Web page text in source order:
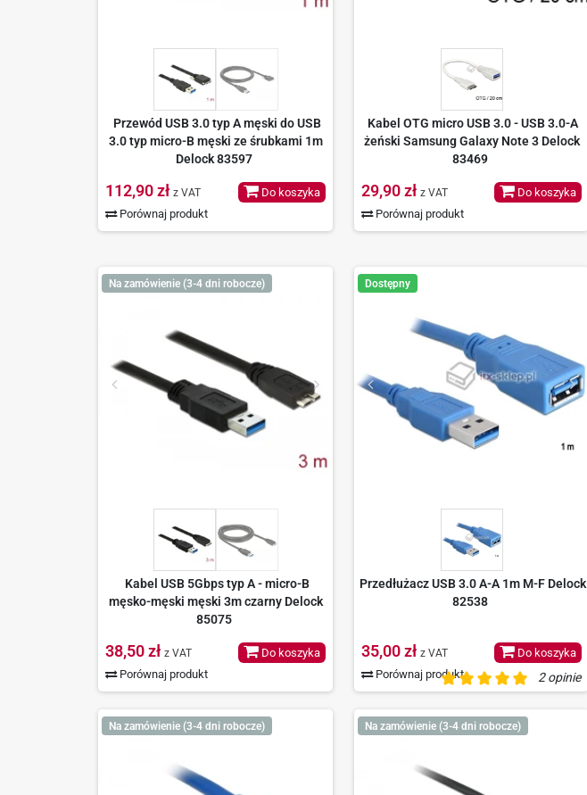
Przewód USB 3.0 typ A męski do USB
3.0 typ micro-B męski ze śrubkami 1m
Delock 83597
112,90 zł z VAT
Porównaj produkt
Do koszyka
Kabel OTG micro USB 3.0 - USB 3.0-A
żeński Samsung Galaxy Note 3 Delock
83469
29,90 zł z VAT
Porównaj produkt
Do koszyka
Na zamówienie (3-4 dni robocze)
Kabel USB 5Gbps typ A - micro-B
męsko-męski męski 3m czarny Delock
85075
38,50 zł z VAT
Porównaj produkt
Do koszyka
Dostępny
2 opinie
Przedłużacz USB 3.0 A-A 1m M-F Delock
82538
35,00 zł z VAT
Porównaj produkt
Do koszyka
Na zamówienie (3-4 dni robocze) Na zamówienie (3-4 dni robocze)